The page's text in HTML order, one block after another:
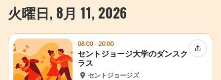
火曜日, 8月 11, 2026
08:00 - 20:00
セントジョージ大学のダンスク
ラス
セントジョージズ
イベン